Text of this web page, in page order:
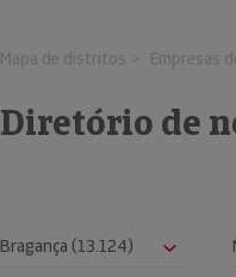
Mapa de distritos Empresas
Diretório de